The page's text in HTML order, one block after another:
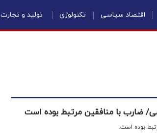
اقتصاد سیاسی تکنولوژی تولید و تجارت
بوده است.